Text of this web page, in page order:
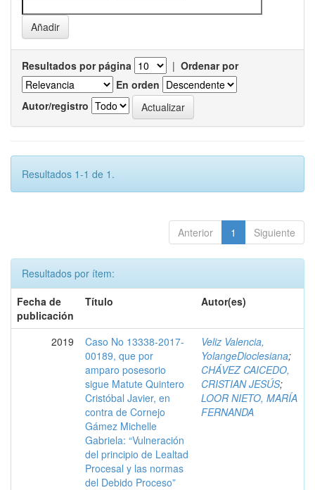
Resultados por página | Ordenar por
En orden
Autor/registro
Resultados 1-1 de 1.
Anterior 1 Siguiente
Resultados por ítem:
Fecha de
publicación
Título Autor(es)
2019
Caso No 13338-2017-
00189, que por
amparo posesorio
sigue Matute Quintero
Cristóbal Javier, en
contra de Cornejo
Gámez Michelle
Gabriela: “Vulneración
del principio de Lealtad
Procesal y las normas
del Debido Proceso”
Veliz Valencia,
YolangeDioclesiana;
CHÁVEZ CAICEDO,
CRISTIAN JESÚS;
LOOR NIETO, MARÍA
FERNANDA